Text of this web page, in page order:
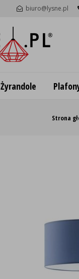
biuro@lysne.pl
Żyrandole
Strona